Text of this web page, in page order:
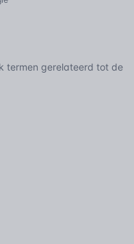
termen gerelateerd tot de